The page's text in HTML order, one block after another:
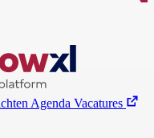
Agenda Vacatures